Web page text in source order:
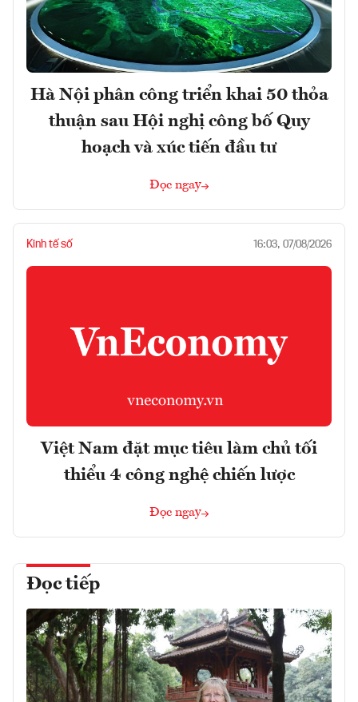
Hà Nội phân công triển khai 50 thỏa
thuận sau Hội nghị công bố Quy
hoạch và xúc tiến đầu tư
Đọc ngay
Kinh tế số 16:03, 07/08/2026
Việt Nam đặt mục tiêu làm chủ tối
thiểu 4 công nghệ chiến lược
Đọc ngay
Đọc tiếp